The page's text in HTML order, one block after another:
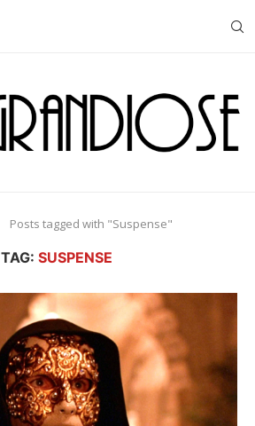
Posts tagged with "Suspense"
TAG: SUSPENSE